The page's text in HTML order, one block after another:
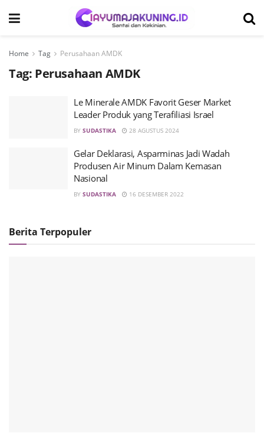
Home Tag Perusahaan AMDK
Tag: Perusahaan AMDK
Le Minerale AMDK Favorit Geser Market
Leader Produk yang Terafiliasi Israel
BY SUDASTIKA 28 AGUSTUS 2024
Gelar Deklarasi, Asparminas Jadi Wadah
Produsen Air Minum Dalam Kemasan
Nasional
BY SUDASTIKA 16 DESEMBER 2022
Berita Terpopuler